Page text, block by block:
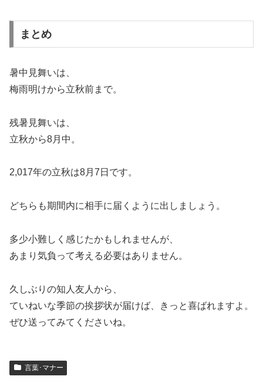
まとめ
暑中見舞いは、
梅雨明けから立秋前まで。
残暑見舞いは、
立秋から8月中。
2,017年の立秋は8月7日です。
どちらも期間内に相手に届くように出しましょう。
多少小難しく感じたかもしれませんが、
あまり気負って考える必要はありません。
久しぶりの知人友人から、
ていねいな季節の挨拶状が届けば、きっと喜ばれますよ。
ぜひ送ってみてくださいね。
言葉･マナー